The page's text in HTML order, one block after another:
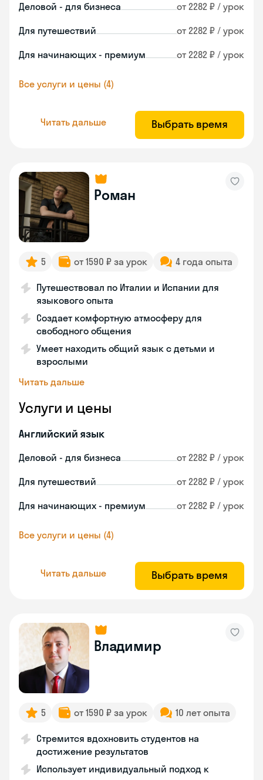
Деловой - для бизнеса от 2282 ₽ / урок
Для путешествий от 2282 ₽ / урок
Для начинающих - премиум от 2282 ₽ / урок
Все услуги и цены (4)
Читать дальше Выбрать время
Роман
5 от 1590 ₽ за урок 4 года опыта
Путешествовал по Италии и Испании для
языкового опыта
Создает комфортную атмосферу для
свободного общения
Умеет находить общий язык с детьми и
взрослыми
Читать дальше
Услуги и цены
Английский язык
Деловой - для бизнеса от 2282 ₽ / урок
Для путешествий от 2282 ₽ / урок
Для начинающих - премиум от 2282 ₽ / урок
Все услуги и цены (4)
Читать дальше Выбрать время
Владимир
5 от 1590 ₽ за урок 10 лет опыта
Стремится вдохновить студентов на
достижение результатов
Использует индивидуальный подход к